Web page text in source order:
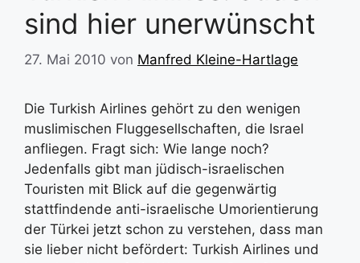
sind hier unerwünscht
27. Mai 2010 von Manfred Kleine-Hartlage
Die Turkish Airlines gehört zu den wenigen
muslimischen Fluggesellschaften, die Israel
anfliegen. Fragt sich: Wie lange noch?
Jedenfalls gibt man jüdisch-israelischen
Touristen mit Blick auf die gegenwärtig
stattfindende anti-israelische Umorientierung
der Türkei jetzt schon zu verstehen, dass man
sie lieber nicht befördert: Turkish Airlines und